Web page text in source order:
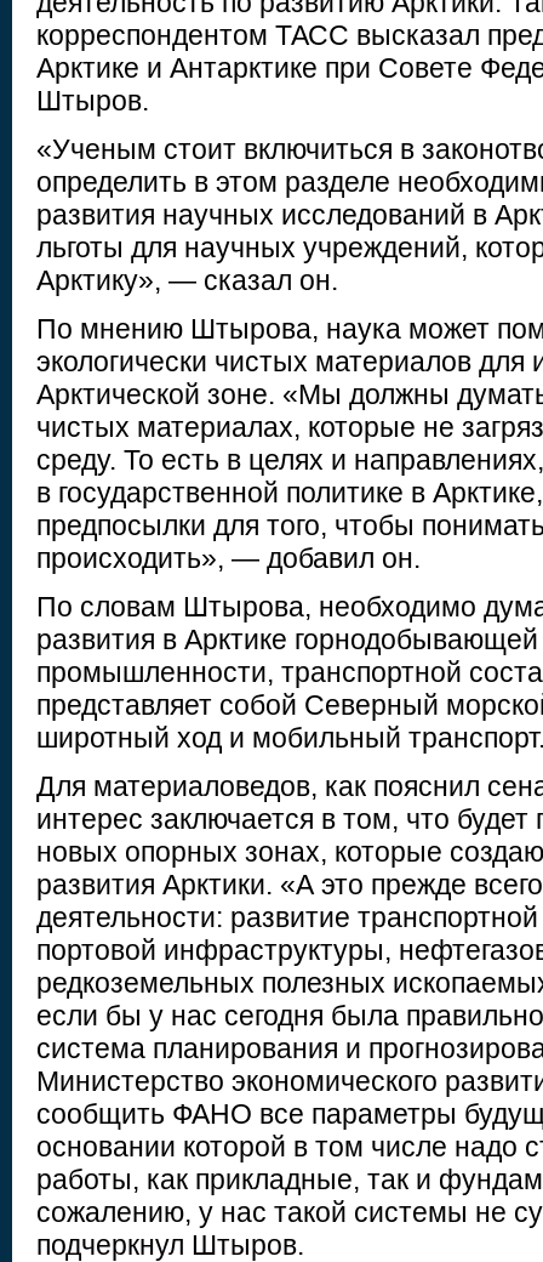
корреспондентом ТАСС высказал
Арктике и Антарктике при Совете
Штыров.
«Ученым стоит включиться в
определить в этом разделе
развития научных исследований в
льготы для научных учреждений,
Арктику», — сказал он.
По мнению Штырова, наука может
экологически чистых материалов для
Арктической зоне. «Мы должны
чистых материалах, которые не
среду. То есть в целях и
в государственной политике в
предпосылки для того, чтобы
происходить», — добавил он.
По словам Штырова, необходимо
развития в Арктике
промышленности, транспортной
представляет собой Северный
широтный ход и мобильный
Для материаловедов, как пояснил
интерес заключается в том, что
новых опорных зонах, которые
развития Арктики. «А это прежде
деятельности: развитие
портовой инфраструктуры,
редкоземельных полезных
если бы у нас сегодня была
система планирования и
Министерство экономического
сообщить ФАНО все параметры
основании которой в том числе надо
работы, как прикладные, так и
сожалению, у нас такой системы не
подчеркнул Штыров.